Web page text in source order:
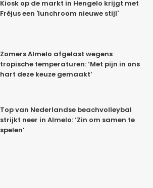
Kiosk op de markt in Hengelo krijgt met
Fréjus een 'lunchroom nieuwe stijl'
Zomers Almelo afgelast wegens
tropische temperaturen: ‘Met pijn in ons
hart deze keuze gemaakt’
Top van Nederlandse beachvolleybal
strijkt neer in Almelo: ‘Zin om samen te
spelen’